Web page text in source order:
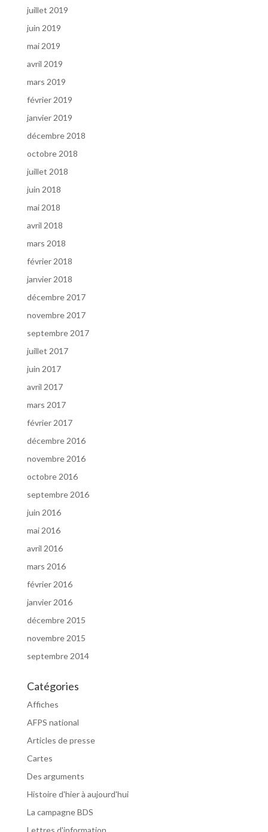
juillet 2019
juin 2019
mai 2019
avril 2019
mars 2019
février 2019
janvier 2019
décembre 2018
octobre 2018
juillet 2018
juin 2018
mai 2018
avril 2018
mars 2018
février 2018
janvier 2018
décembre 2017
novembre 2017
septembre 2017
juillet 2017
juin 2017
avril 2017
mars 2017
février 2017
décembre 2016
novembre 2016
octobre 2016
septembre 2016
juin 2016
mai 2016
avril 2016
mars 2016
février 2016
janvier 2016
décembre 2015
novembre 2015
septembre 2014
Catégories
Affiches
AFPS national
Articles de presse
Cartes
Des arguments
Histoire d'hier à aujourd'hui
La campagne BDS